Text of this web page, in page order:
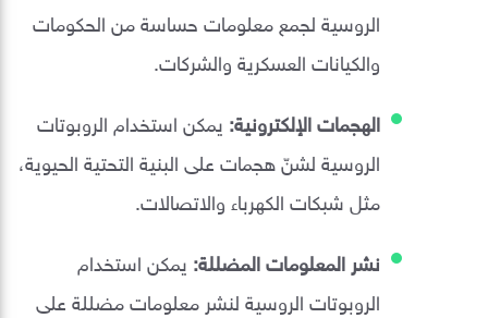
الروسية لجمع معلومات حساسة من الحكومات
والكيانات العسكرية والشركات.
الهجمات الإلكترونية: يمكن استخدام الروبوتات
الروسية لشنّ هجمات على البنية التحتية الحيوية،
مثل شبكات الكهرباء والاتصالات.
نشر المعلومات المضللة: يمكن استخدام
الروبوتات الروسية لنشر معلومات مضللة على